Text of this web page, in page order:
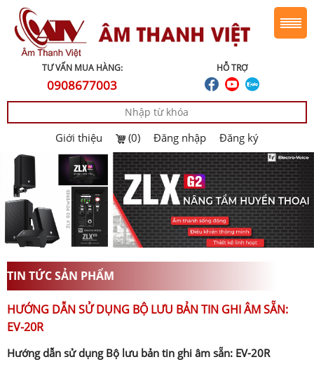
HỖ TRỢ
TƯ VẤN MUA HÀNG:
0908677003
Giới thiệu (0) Đăng nhập Đăng ký
TIN TỨC SẢN PHẨM
HƯỚNG DẪN SỬ DỤNG BỘ LƯU BẢN TIN GHI ÂM SẴN:
EV-20R
Hướng dẫn sử dụng Bộ lưu bản tin ghi âm sẵn: EV-20R